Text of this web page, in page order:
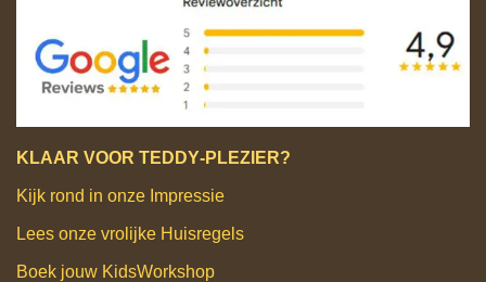
KLAAR VOOR TEDDY‑PLEZIER?
Kijk rond in onze Impressie
Lees onze vrolijke Huisregels
Boek jouw KidsWorkshop